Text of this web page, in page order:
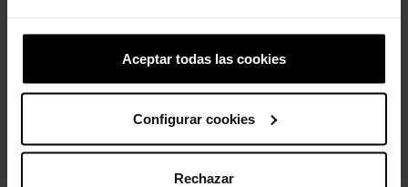
Aceptar todas las cookies
Configurar cookies
Rechazar